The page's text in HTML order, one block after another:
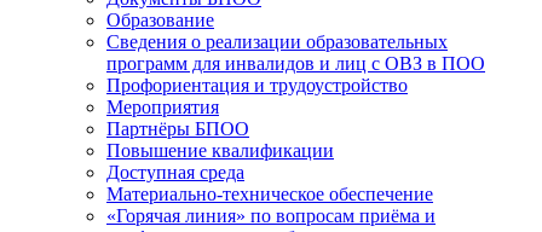
Образование
Сведения о реализации образовательных
программ для инвалидов и лиц с ОВЗ в ПОО
Профориентация и трудоустройство
Мероприятия
Партнёры БПОО
Повышение квалификации
Доступная среда
Материально-техническое обеспечение
«Горячая линия» по вопросам приёма и